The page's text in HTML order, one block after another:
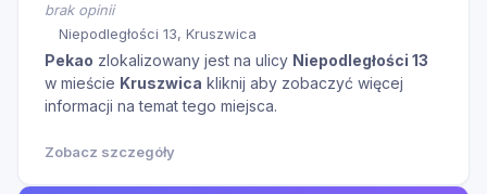
brak opinii
Niepodległości 13, Kruszwica
Pekao zlokalizowany jest na ulicy Niepodległości 13
w mieście Kruszwica kliknij aby zobaczyć więcej
informacji na temat tego miejsca.
Zobacz szczegóły